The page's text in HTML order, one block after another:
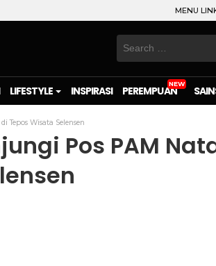
MENU
Search
LIFESTYLE INSPIRASI PEREMPUAN
Tepos Wisata Selensen
Pos PAM